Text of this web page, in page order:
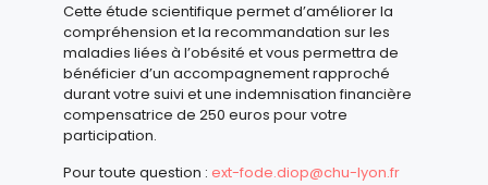
Cette étude scientifique permet d’améliorer la
compréhension et la recommandation sur les
maladies liées à l’obésité et vous permettra de
bénéficier d’un accompagnement rapproché
durant votre suivi et une indemnisation financière
compensatrice de 250 euros pour votre
participation.
Pour toute question : ext-fode.diop@chu-lyon.fr